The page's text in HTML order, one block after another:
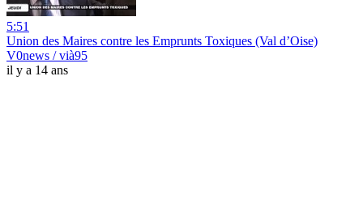
5:51
Union des Maires contre les Emprunts Toxiques (Val d’Oise)
V0news / vià95
il y a 14 ans